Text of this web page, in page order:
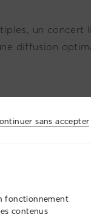
un concert
diffusion
sans accepter
fonctionnement
contenus